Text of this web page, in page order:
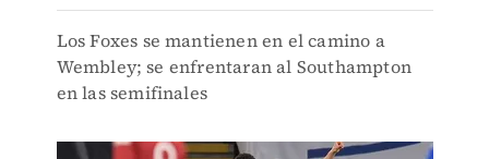
Los Foxes se mantienen en el camino a
Wembley; se enfrentaran al Southampton
en las semifinales